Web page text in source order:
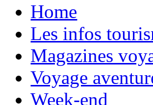
Home
Les infos
Magazines
Voyage
Week-end